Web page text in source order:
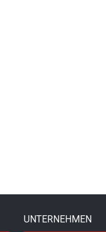
UNTERNEHMEN